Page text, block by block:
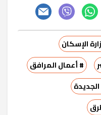
الإسكان
# أعمال المرافق